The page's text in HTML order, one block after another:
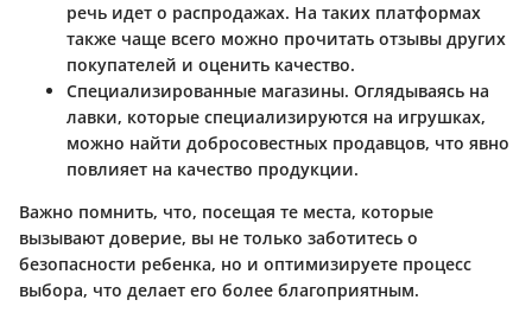
речь идет о распродажах. На таких платформах
также чаще всего можно прочитать отзывы других
покупателей и оценить качество.
Специализированные магазины. Оглядываясь на
лавки, которые специализируются на игрушках,
можно найти добросовестных продавцов, что явно
повлияет на качество продукции.
Важно помнить, что, посещая те места, которые
вызывают доверие, вы не только заботитесь о
безопасности ребенка, но и оптимизируете процесс
выбора, что делает его более благоприятным.